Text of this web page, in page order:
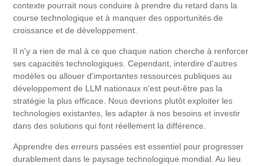
contexte pourrait nous conduire à prendre du retard dans la
course technologique et à manquer des opportunités de
croissance et de développement.
Il n'y a rien de mal à ce que chaque nation cherche à renforcer
ses capacités technologiques. Cependant, interdire d'autres
modèles ou allouer d'importantes ressources publiques au
développement de LLM nationaux n'est peut-être pas la
stratégie la plus efficace. Nous devrions plutôt exploiter les
technologies existantes, les adapter à nos besoins et investir
dans des solutions qui font réellement la différence.
Apprendre des erreurs passées est essentiel pour progresser
durablement dans le paysage technologique mondial. Au lieu